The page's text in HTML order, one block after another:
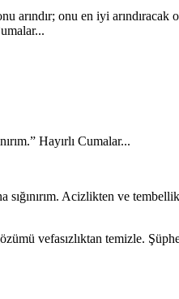
arındır; onu en iyi arındıracak
Hayırlı Cumalar...
Acizlikten ve
vefasızlıktan temizle.